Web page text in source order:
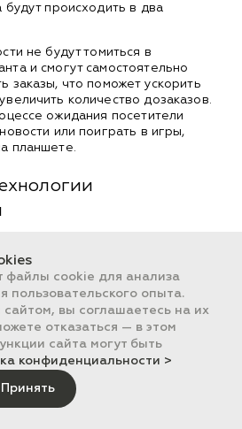
будут происходить в два
не будут томиться в
и смогут самостоятельно
заказы, что поможет ускорить
количество дозаказов.
ожидания посетители
или поиграть в игры,
планшете.
выполнения так
— произвольной внешней
быть выбрана и
открытии/закрытии смены
регламентных
обновление курсов валют,
обновление параметров
Разработку внешней
файлы cookie для анализа
пользовательского опыта.
вы соглашаетесь на их
отказаться — в этом
сайта могут быть
конфиденциальности >
Принять